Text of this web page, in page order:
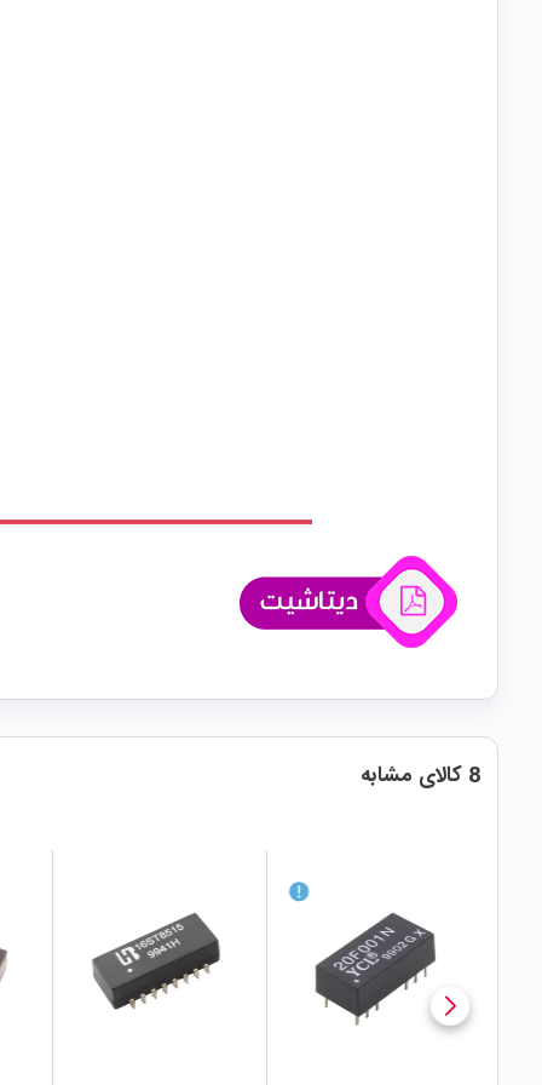
8 کالای مشابه